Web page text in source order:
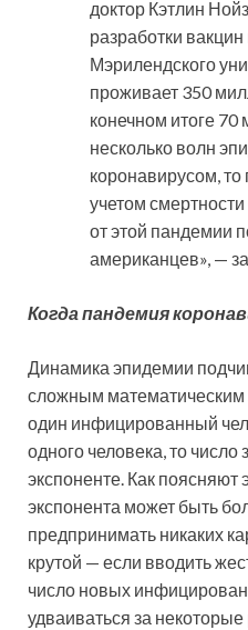
доктор Кэтлин
разработки
Мэрилендского
проживает 350
конечном итоге
несколько волн
коронавирусом, то
учетом
от этой пандемии
американцев», —
Когда пандемия
Динамика эпидемии
сложным математическим
один инфицированный
одного человека, то
экспоненте. Как поясняют
экспонента может быть
предпринимать никаких
крутой — если вводить
число новых
удваиваться за